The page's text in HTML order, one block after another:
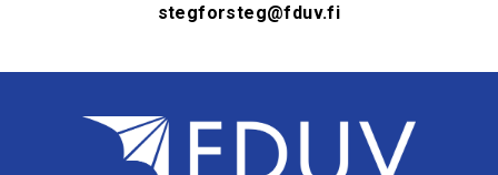
stegforsteg@fduv.fi